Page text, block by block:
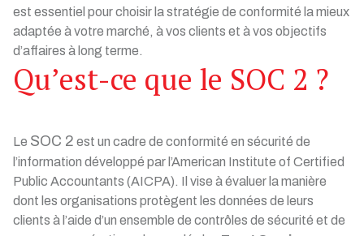
est essentiel pour choisir la stratégie de conformité la mieux
adaptée à votre marché, à vos clients et à vos objectifs
d’affaires à long terme.
Qu’est-ce que le SOC 2 ?
Le SOC 2 est un cadre de conformité en sécurité de
l’information développé par l’American Institute of Certified
Public Accountants (AICPA). Il vise à évaluer la manière
dont les organisations protègent les données de leurs
clients à l’aide d’un ensemble de contrôles de sécurité et de